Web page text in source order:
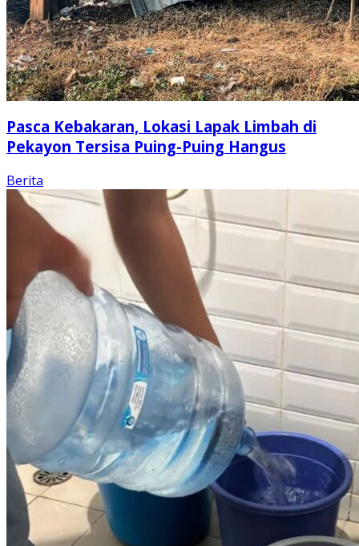
Pasca Kebakaran, Lokasi Lapak Limbah di
Pekayon Tersisa Puing-Puing Hangus
Berita